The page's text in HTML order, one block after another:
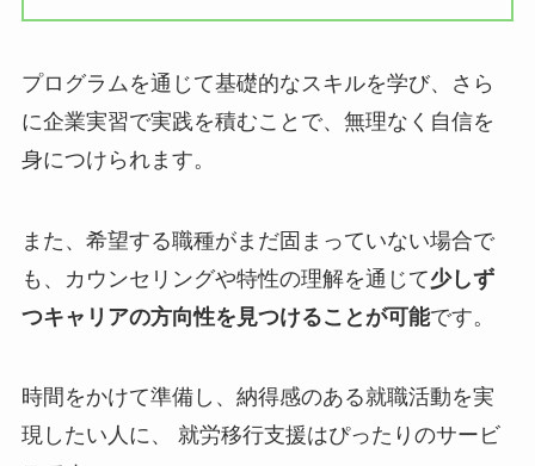
プログラムを通じて基礎的なスキルを学び、さら
に企業実習で実践を積むことで、無理なく自信を
身につけられます。
また、希望する職種がまだ固まっていない場合で
も、カウンセリングや特性の理解を通じて少しず
つキャリアの方向性を見つけることが可能です。
時間をかけて準備し、納得感のある就職活動を実
現したい人に、 就労移行支援はぴったりのサービ